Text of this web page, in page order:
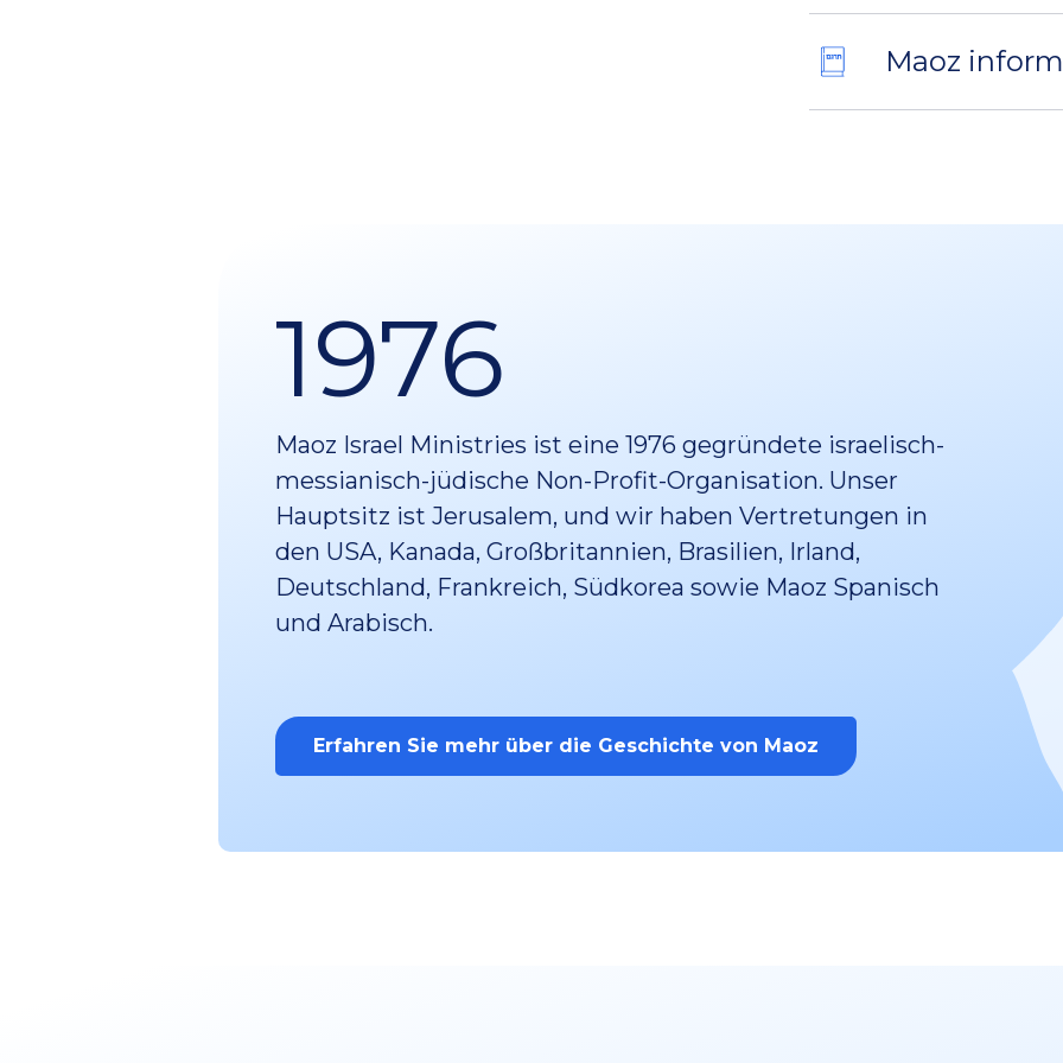
Maoz
1976
Maoz Israel Ministries ist eine 1976 gegründete israelisch-
messianisch-jüdische Non-Profit-Organisation. Unser
Hauptsitz ist Jerusalem, und wir haben Vertretungen in
den USA, Kanada, Großbritannien, Brasilien, Irland,
Deutschland, Frankreich, Südkorea sowie Maoz Spanisch
und Arabisch.
Erfahren Sie mehr über die Geschichte von Maoz